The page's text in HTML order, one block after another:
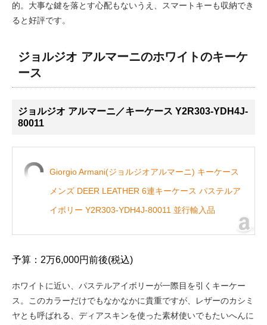
的。大事な鍵を落とす心配もないうえ、スマートキーも収納でき
ると好評です。
ジョルジオ アルマーニのホワイトのキーケ
ース
ジョルジオ アルマーニ／キーケース Y2R303-YDH4J-
80011
Giorgio Armani(ジョルジオアルマーニ) キーケース
メンズ DEER LEATHER 6連キーケース パステルア
イボリー Y2R303-YDH4J-80011 並行輸入品
予算：2万6,000円前後(税込)
ホワイトに近い、パステルアイボリーが一際目を引くキーケー
ス。このカラーだけでもなかなかに貴重ですが、レザーのカシミ
ヤとも呼ばれる、ディアスキンを使った素材使いでもたいへんに